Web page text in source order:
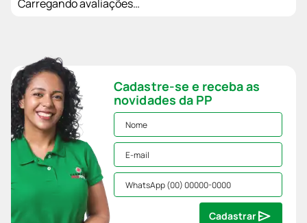
Carregando avaliações…
Cadastre-se e receba as
novidades da PP
Cadastrar